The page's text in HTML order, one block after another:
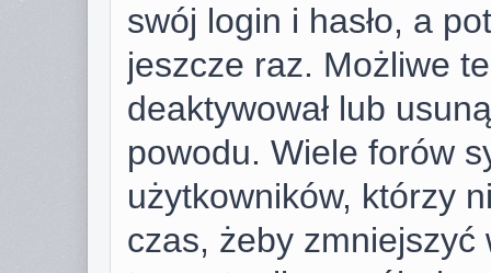
swój login i hasło, a
jeszcze raz. Możliwe
deaktywował lub
powodu. Wiele forów
użytkowników, którzy
czas, żeby